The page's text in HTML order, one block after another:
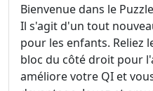
Bienvenue dans le
Il s'agit d'un tout
pour les enfants. Reliez
bloc du côté droit pour
améliore votre QI et